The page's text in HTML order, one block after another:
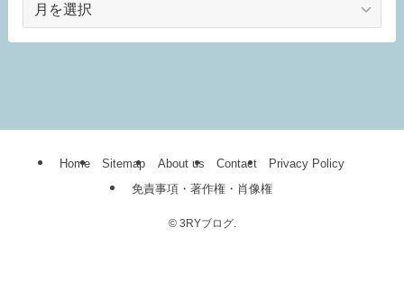
カ
Home Sitemap About us Contact
Privacy Policy
免責事項・著作権・肖像権
©3RYブログ.